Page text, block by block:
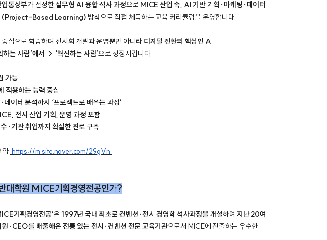
업통상부가 선정한 실무형 AI 융합 석사 과정으로 MICE 산업 속, AI 기반 기획·마케팅·데이터
(Project-Based Learning) 방식으로 직접 체득하는 교육 커리큘럼을 운영합니다.
중심으로 학습하며 전시회 개발과 운영뿐만 아니라 디지털 전환의 핵심인 AI
하는 사람’에서 → ‘혁신하는 사람’으로 성장시킵니다.
가능
적용하는 능력 중심
이터 분석까지 ‘프로젝트로 배우는 과정’
전시 산업 기획, 운영 과정 포함
·기관 취업까지 확실한 진로 구축
약 https://m.site.naver.com/29gVn
대학원 MICE기획경영전공인가?
기획경영전공’은 1997년 국내 최초로 컨벤션·전시 경영학 석사과정을 개설하며 지난 20여
·CEO를 배출해온 전통 있는 전시·컨벤션 전문 교육기관으로서 MICE에 진출하는 우수한